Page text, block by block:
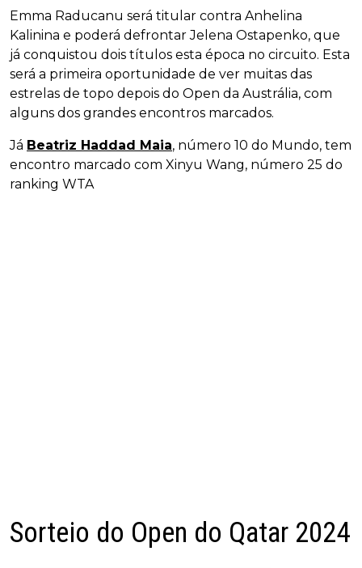
Emma Raducanu será titular contra Anhelina
Kalinina e poderá defrontar Jelena Ostapenko, que
já conquistou dois títulos esta época no circuito. Esta
será a primeira oportunidade de ver muitas das
estrelas de topo depois do Open da Austrália, com
alguns dos grandes encontros marcados.
Já Beatriz Haddad Maia, número 10 do Mundo, tem
encontro marcado com Xinyu Wang, número 25 do
ranking WTA
Sorteio do Open do Qatar 2024